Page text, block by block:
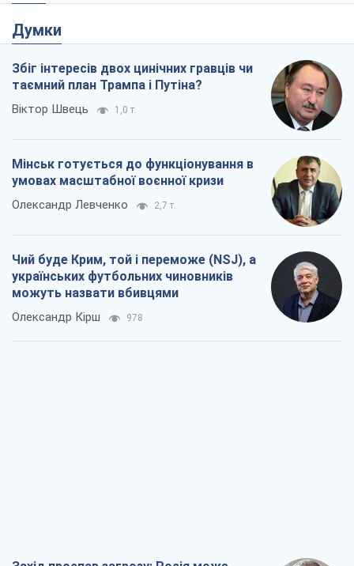
Думки
Збіг інтересів двох цинічних гравців чи
таємний план Трампа і Путіна?
Віктор Швець 1,0 т.
Мінськ готується до функціонування в
умовах масштабної воєнної кризи
Олександр Левченко 2,7 т.
Чий буде Крим, той і переможе (NSJ), а
українських футбольних чиновників
можуть назвати вбивцями
Олександр Кірш 978